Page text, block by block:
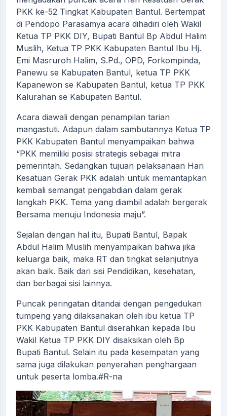
PKK ke-52 Tingkat Kabupaten Bantul. Bertempat
di Pendopo Parasamya acara dihadiri oleh Wakil
Ketua TP PKK DIY, Bupati Bantul Bp Abdul Halim
Muslih, Ketua TP PKK Kabupaten Bantul Ibu Hj.
Emi Masruroh Halim, S.Pd., OPD, Forkompinda,
Panewu se Kabupaten Bantul, ketua TP PKK
Kapanewon se Kabupaten Bantul, ketua TP PKK
Kalurahan se Kabupaten Bantul.
Acara diawali dengan penampilan tarian
mangastuti. Adapun dalam sambutannya Ketua TP
PKK Kabupaten Bantul menyampaikan bahwa
“PKK memiliki posisi strategis sebagai mitra
pemerintah. Sedangkan tujuan pelaksanaan Hari
Kesatuan Gerak PKK adalah untuk memantapkan
kembali semangat pengabdian dalam gerak
langkah PKK. Tema yang diambil adalah bergerak
Bersama menuju Indonesia maju”.
Sejalan dengan hal itu, Bupati Bantul, Bapak
Abdul Halim Muslih menyampaikan bahwa jika
keluarga baik, maka RT dan tingkat selanjutnya
akan baik. Baik dari sisi Pendidikan, kesehatan,
dan berbagai sisi lainnya.
Puncak peringatan ditandai dengan pengedukan
tumpeng yang dilaksanakan oleh ibu ketua TP
PKK Kabupaten Bantul diserahkan kepada Ibu
Wakil Ketua TP PKK DIY disaksikan oleh Bp
Bupati Bantul. Selain itu pada kesempatan yang
sama juga dilakukan penyerahan penghargaan
untuk peserta lomba.#R-na